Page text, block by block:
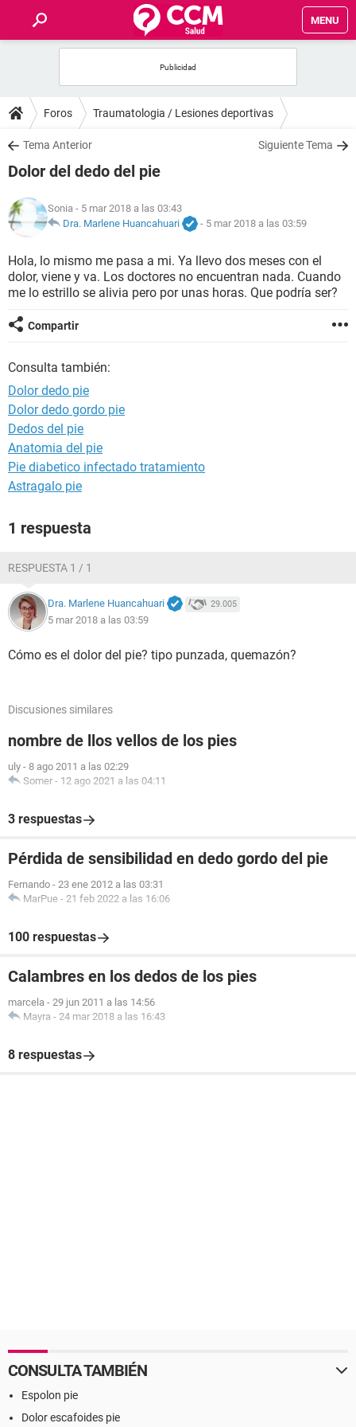
MENU
FOROS
SALUD
NUTRICIÓN
BIENESTAR
Foros Traumatologia / Lesiones deportivas
Tema Anterior Siguiente Tema
Dolor del dedo del pie
Sonia - 5 mar 2018 a las 03:43
Dra. Marlene Huancahuari
- 5 mar 2018 a las 03:59
Hola, lo mismo me pasa a mi. Ya llevo dos meses con el
dolor, viene y va. Los doctores no encuentran nada. Cuando
me lo estrillo se alivia pero por unas horas. Que podría ser?
Compartir
Consulta también:
Dolor dedo pie
Dolor dedo gordo pie
Dedos del pie
Anatomia del pie
Pie diabetico infectado tratamiento
Astragalo pie
1 respuesta
RESPUESTA 1 / 1
Dra. Marlene Huancahuari 29.005
5 mar 2018 a las 03:59
Cómo es el dolor del pie? tipo punzada, quemazón?
Discusiones similares
nombre de llos vellos de los pies
uly - 8 ago 2011 a las 02:29
Somer - 12 ago 2021 a las 04:11
3 respuestas
Pérdida de sensibilidad en dedo gordo del pie
Fernando - 23 ene 2012 a las 03:31
MarPue - 21 feb 2022 a las 16:06
100 respuestas
Calambres en los dedos de los pies
marcela - 29 jun 2011 a las 14:56
Mayra - 24 mar 2018 a las 16:43
8 respuestas
CONSULTA TAMBIÉN
Espolon pie
Dolor escafoides pie